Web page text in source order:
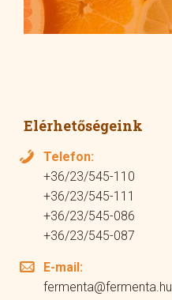
Elérhetőségeink
Telefon:
+36/23/545-110
+36/23/545-111
+36/23/545-086
+36/23/545-087
E-mail:
fermenta@fermenta.hu